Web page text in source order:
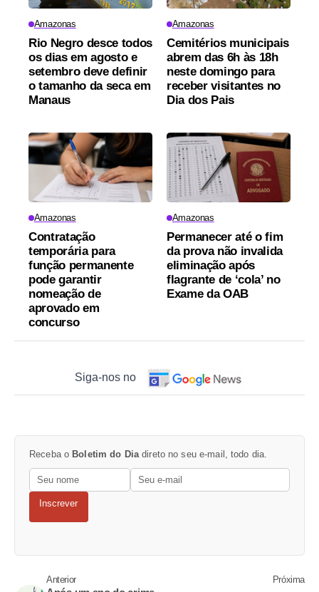
Amazonas
Rio Negro desce todos
os dias em agosto e
setembro deve definir
o tamanho da seca em
Manaus
Amazonas
Cemitérios municipais
abrem das 6h às 18h
neste domingo para
receber visitantes no
Dia dos Pais
Amazonas
Contratação
temporária para
função permanente
pode garantir
nomeação de
aprovado em
concurso
Amazonas
Permanecer até o fim
da prova não invalida
eliminação após
flagrante de ‘cola’ no
Exame da OAB
Siga-nos no
Receba o Boletim do Diadireto no seu e-mail, todo dia.
Inscrever
Anterior Próxima